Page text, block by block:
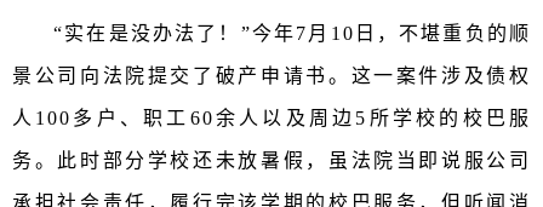
“实在是没办法了！”今年7月10日，不堪重负的顺
景公司向法院提交了破产申请书。 这一案件涉及债权
人100多户、职工60余人以及周边5所学校的校巴服
务。此时部分学校还未放暑假，虽法院当即说服公司
承担社会责任，履行完该学期的校巴服务，但听闻消